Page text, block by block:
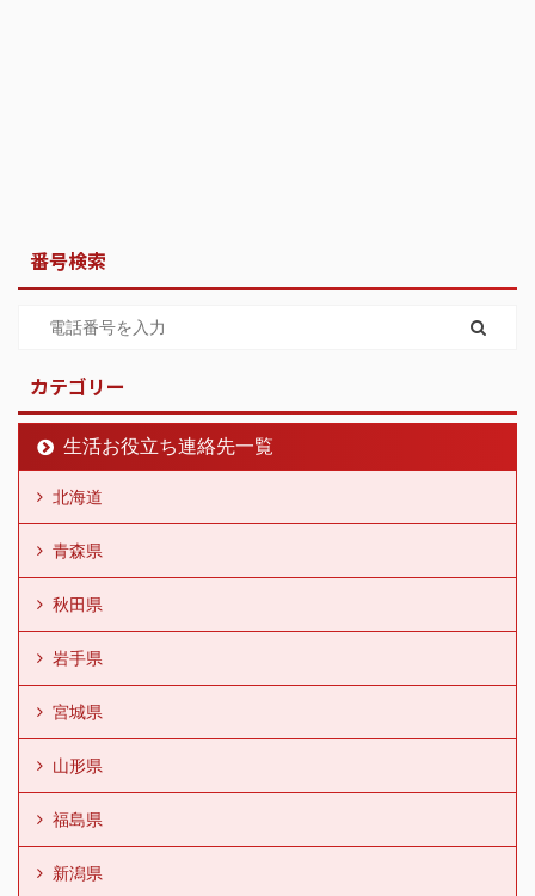
番号検索
カテゴリー
生活お役立ち連絡先一覧
北海道
青森県
秋田県
岩手県
宮城県
山形県
福島県
新潟県